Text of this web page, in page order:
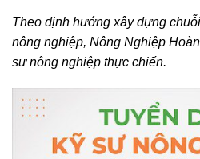
Theo định hướng xây dựng
nông nghiệp, Nông Nghiệp
sư nông nghiệp thực chiến.